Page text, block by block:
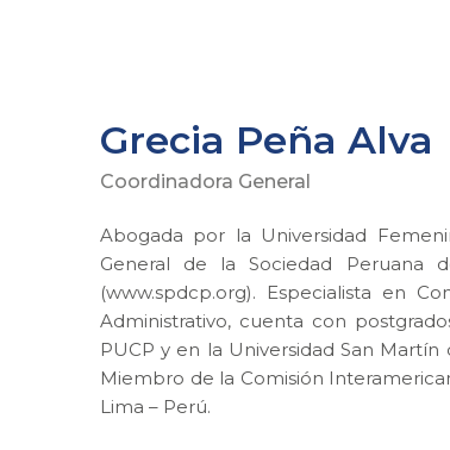
Grecia Peña Alva
Coordinadora General
Abogada por la Universidad
General de la Sociedad Peruana
(www.spdcp.org). Especialista en
Administrativo, cuenta con
PUCP y en la Universidad San
Miembro de la Comisión
Lima – Perú.